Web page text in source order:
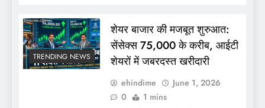
TRENDING NEWS
शेयर बाजार की मजबूत शुरुआत:
सेंसेक्स 75,000 के करीब, आईटी
शेयरों में जबरदस्त खरीदारी
ehindime
June 1, 2026
0
1 mins